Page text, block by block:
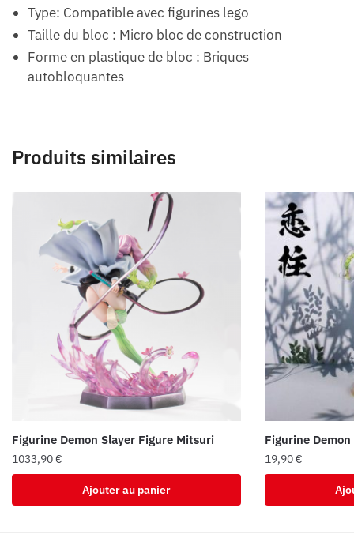
Type: Compatible avec figurines lego
Taille du bloc : Micro bloc de construction
Forme en plastique de bloc : Briques
autobloquantes
Produits similaires
Figurine Demon Slayer Figure Mitsuri
1033,90€
Ajouter au panier
Figurine
19,90€